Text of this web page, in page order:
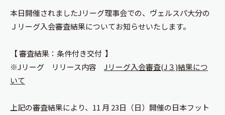
本日開催されましたJリーグ理事会での、ヴェルスパ大分の
Ｊリーグ入会審査結果についてお知らせいたします。
【 審査結果：条件付き交付 】
※Jリーグ リリース内容 Jリーグ入会審査(J３)結果につ
いて
上記の審査結果により、11 月 23日（日）開催の日本フット